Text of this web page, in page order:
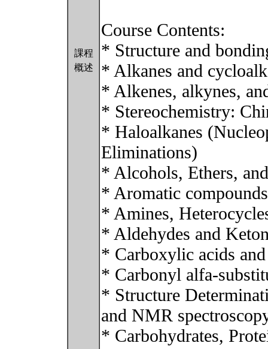
課程
概述
Course Contents:
* Structure and
* Alkanes and
* Alkenes, alkynes,
* Stereochemistry:
* Haloalkanes
Eliminations)
* Alcohols, Ethers,
* Aromatic
* Amines,
* Aldehydes and
* Carboxylic acids
* Carbonyl alfa-
* Structure
and NMR
* Carbohydrates,